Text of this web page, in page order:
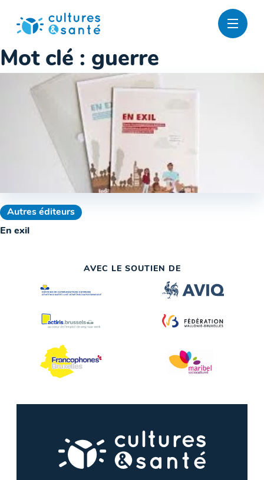
contenu
Mot clé : guerre
Autres éditeurs
En exil
AVEC LE SOUTIEN DE